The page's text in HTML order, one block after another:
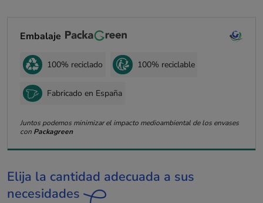
Embalaje
100% reciclado 100% reciclable
Fabricado en España
Juntos podemos minimizar el impacto medioambiental de los envases
con Packagreen
Elija la cantidad adecuada a sus
necesidades